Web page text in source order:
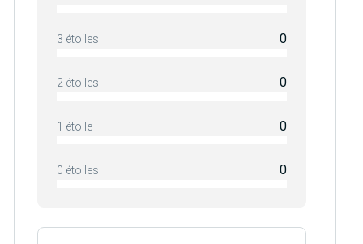
3 étoiles 0
2 étoiles 0
1 étoile 0
0 étoiles 0